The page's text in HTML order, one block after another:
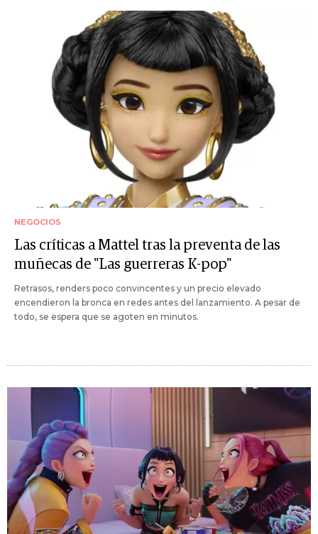
NEGOCIOS
Las críticas a Mattel tras la preventa de las
muñecas de "Las guerreras K-pop"
Retrasos, renders poco convincentes y un precio elevado
encendieron la bronca en redes antes del lanzamiento. A pesar de
todo, se espera que se agoten en minutos.